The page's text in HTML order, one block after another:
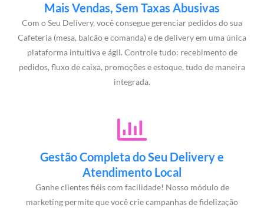
Mais Vendas, Sem Taxas Abusivas
Com o Seu Delivery, você consegue gerenciar pedidos do sua
Cafeteria (mesa, balcão e comanda) e de delivery em uma única
plataforma intuitiva e ágil. Controle tudo: recebimento de
pedidos, fluxo de caixa, promoções e estoque, tudo de maneira
integrada.
Gestão Completa do Seu Delivery e
Atendimento Local
Ganhe clientes fiéis com facilidade! Nosso módulo de
marketing permite que você crie campanhas de fidelização